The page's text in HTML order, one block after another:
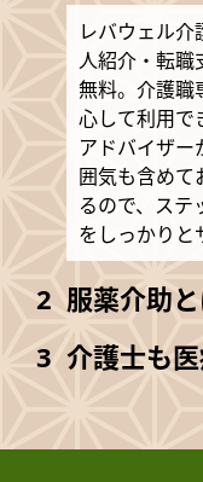
レバウェル
人紹介・転職
無料。介護職
心して利用で
アドバイザ
囲気も含めて
るので、ステ
をしっかりと
服薬介助と
介護士も